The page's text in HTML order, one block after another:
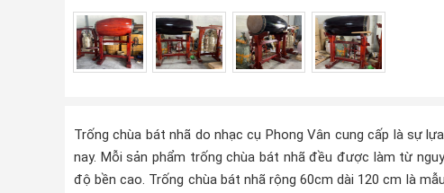
Trống chùa bát nhã do nhạc cụ Phong Vân cung cấp là sự
nay. Mỗi sản phẩm trống chùa bát nhã đều được làm từ
độ bền cao. Trống chùa bát nhã rộng 60cm dài 120 cm là